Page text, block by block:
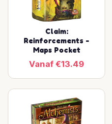
Claim:
Reinforcements -
Maps Pocket
Vanaf €13.49